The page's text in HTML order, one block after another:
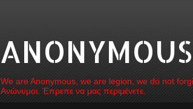
We are Anonymous, we are legion, we do not
Ανώνυμοι. Έπρεπε να μας περιμένετε.